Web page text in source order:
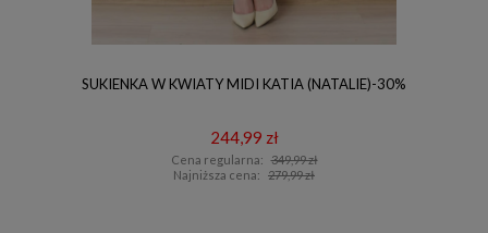
SUKIENKA W KWIATY MIDI KATIA (NATALIE)-30%
244,99 zł
Cena regularna: 349,99 zł
Najniższa cena:
279,99 zł